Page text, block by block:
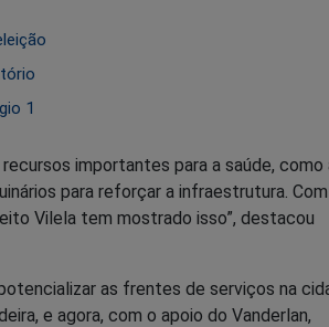
1
importantes para a saúde, como
para reforçar a infraestrutura. Com
Vilela tem mostrado isso”, destacou
as frentes de serviços na
e agora, com o apoio do Vanderlan,